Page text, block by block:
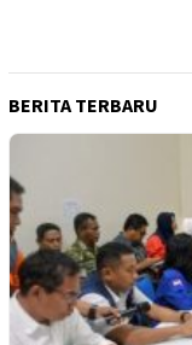
BERITA TERBARU